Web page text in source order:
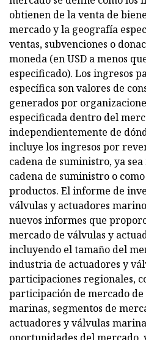
obtienen de la venta de
mercado y la geografía
ventas, subvenciones o
moneda (en USD a menos
especificado). Los ingresos
específica son valores de
generados por
especificada dentro del
independientemente de
incluye los ingresos por
cadena de suministro, ya
cadena de suministro o
productos. El informe de
válvulas y actuadores
nuevos informes que
mercado de válvulas y
incluyendo el tamaño del
industria de actuadores y
participaciones regionales,
participación de mercado
marinas, segmentos de
actuadores y válvulas